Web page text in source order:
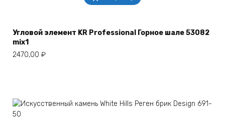
Угловой элемент KR Professional Горное шале 53082
mix1
2470,00 ₽